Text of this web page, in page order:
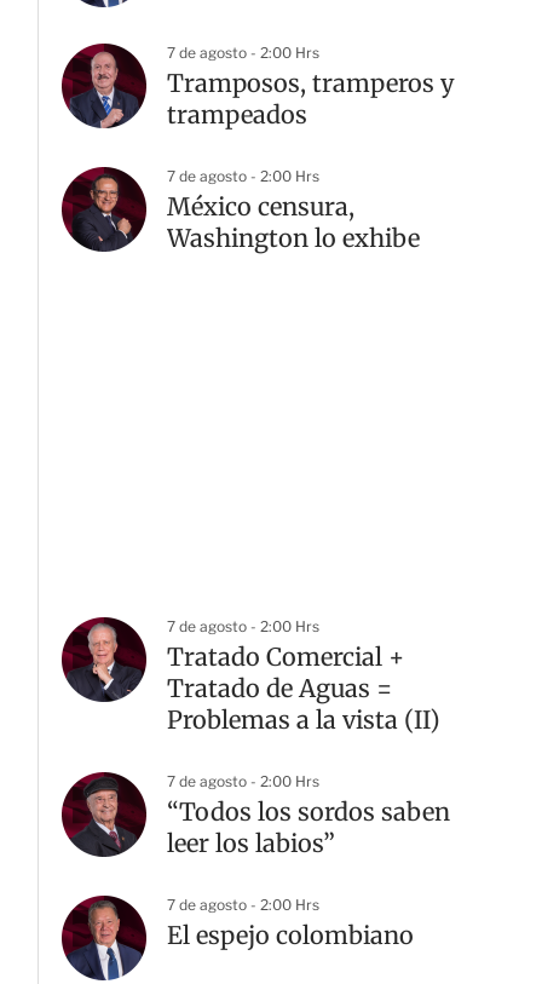
7 de agosto - 2:00 Hrs
Tramposos, tramperos y
trampeados
7 de agosto - 2:00 Hrs
México censura,
Washington lo exhibe
7 de agosto - 2:00 Hrs
Tratado Comercial +
Tratado de Aguas =
Problemas a la vista (II)
7 de agosto - 2:00 Hrs
“Todos los sordos saben
leer los labios”
7 de agosto - 2:00 Hrs
El espejo colombiano